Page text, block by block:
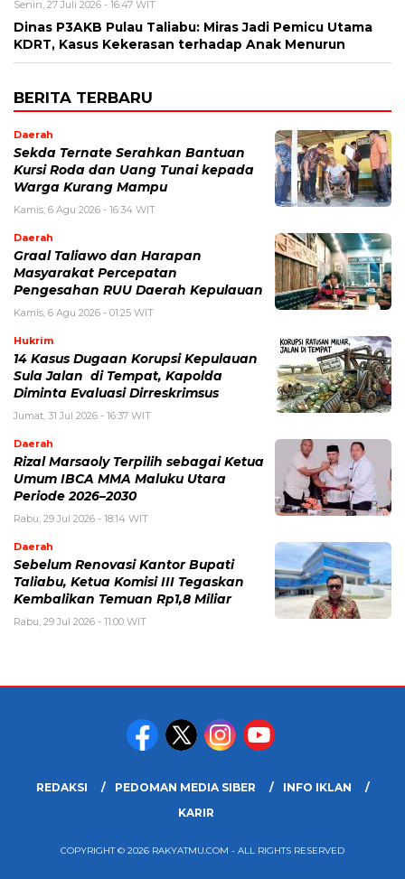
Senin, 27 Juli 2026 - 16:47 WIT
Dinas P3AKB Pulau Taliabu: Miras Jadi Pemicu Utama
KDRT, Kasus Kekerasan terhadap Anak Menurun
BERITA TERBARU
Daerah
Sekda Ternate Serahkan Bantuan
Kursi Roda dan Uang Tunai kepada
Warga Kurang Mampu
Kamis, 6 Agu 2026 - 16:34 WIT
Daerah
Graal Taliawo dan Harapan
Masyarakat Percepatan
Pengesahan RUU Daerah Kepulauan
Kamis, 6 Agu 2026 - 01:25 WIT
Hukrim
14 Kasus Dugaan Korupsi Kepulauan
Sula Jalan di Tempat, Kapolda
Diminta Evaluasi Dirreskrimsus
Jumat, 31 Jul 2026 - 16:37 WIT
Daerah
Rizal Marsaoly Terpilih sebagai Ketua
Umum IBCA MMA Maluku Utara
Periode 2026–2030
Rabu, 29 Jul 2026 - 18:14 WIT
Daerah
Sebelum Renovasi Kantor Bupati
Taliabu, Ketua Komisi III Tegaskan
Kembalikan Temuan Rp1,8 Miliar
Rabu, 29 Jul 2026 - 11:00 WIT
REDAKSI PEDOMAN MEDIA SIBER
INFO IKLAN
KARIR
COPYRIGHT © 2026 RAKYATMU.COM - ALL RIGHTS RESERVED